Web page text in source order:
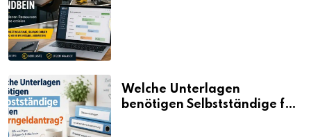
Welche Unterlagen
benötigen Selbstständige für